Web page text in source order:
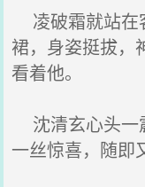
凌破霜就站在
裙，身姿挺拔，
看着他。
沈清玄心头一
一丝惊喜，随即